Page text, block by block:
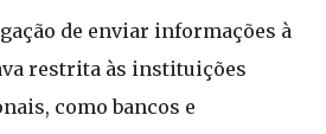
de enviar informações à
restrita às instituições
como bancos e